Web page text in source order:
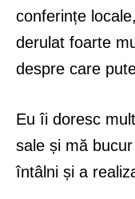
conferințe
derulat foarte
despre care
Eu îi doresc
sale și mă
întâlni și a